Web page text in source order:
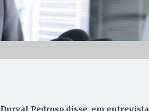
Durval Pedroso disse, em entrevista